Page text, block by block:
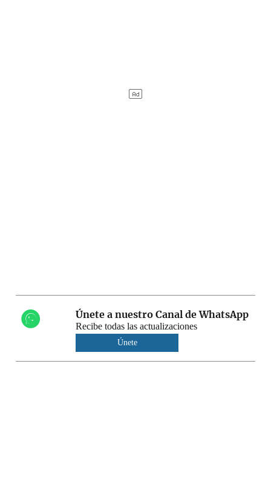
Únete a nuestro Canal de WhatsApp
Recibe todas las actualizaciones
Únete